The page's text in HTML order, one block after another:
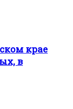
крае
в